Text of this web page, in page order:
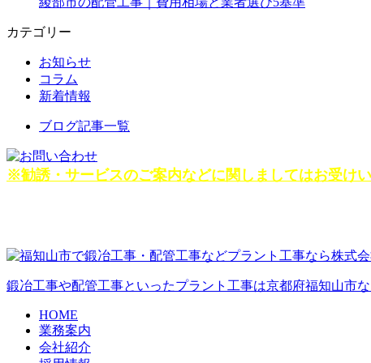
カテゴリー
お知らせ
コラム
新着情報
ブログ記事一覧
※勧誘・サービスのご案内などに関しましてはお受け
鍛冶工事や配管工事といったプラント工事は京都府福知山市
HOME
業務案内
会社紹介